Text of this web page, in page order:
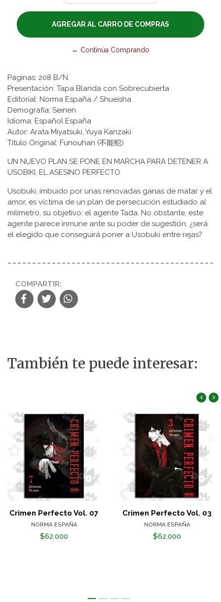
← Continúa Comprando
Páginas: 208 B/N
Presentación: Tapa Blanda con Sobrecubierta
Editorial: Norma España / Shueisha
Demografía: Seinen
Idioma: Español España
Autor: Arata Miyatsuki, Yuya Kanzaki
Título Original: Funouhan (不能犯)
UN NUEVO PLAN SE PONE EN MARCHA PARA DETENER A
USOBIKI, EL ASESINO PERFECTO
Usobuki, imbuido por unas renovadas ganas de matar y el
amor, es víctima de un plan de persecución estudiado al
milímetro, su objetivo: el agente Tada. No obstante, este
agente parece inmune ante su poder de sugestión, ¿será
el elegido que conseguirá poner a Usobuki entre rejas?
COMPARTIR:
También te puede interesar:
Crimen Perfecto Vol. 07
NORMA ESPAÑA
$62.000
Crimen Perfecto Vol. 03
NORMA ESPAÑA
$62.000
‹ ›